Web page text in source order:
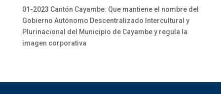
01-2023 Cantón Cayambe: Que mantiene el nombre del
Gobierno Autónomo Descentralizado Intercultural y
Plurinacional del Municipio de Cayambe y regula la
imagen corporativa